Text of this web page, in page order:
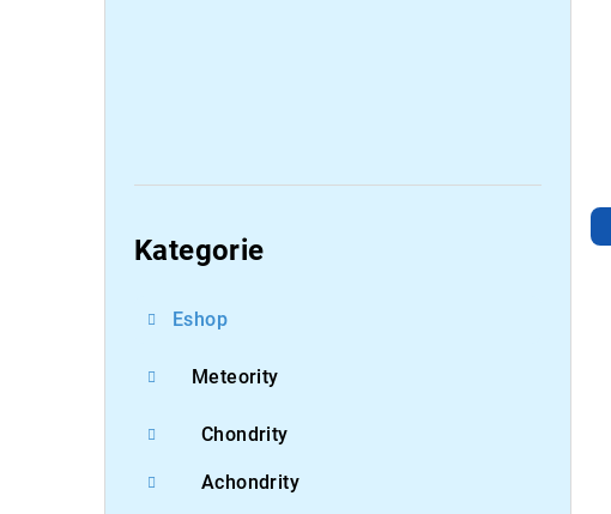
Kategorie
Eshop
Meteority
Chondrity
Achondrity